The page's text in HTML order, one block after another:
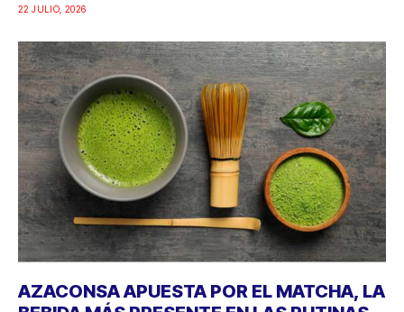
22 JULIO, 2026
AZACONSA APUESTA POR EL MATCHA, LA